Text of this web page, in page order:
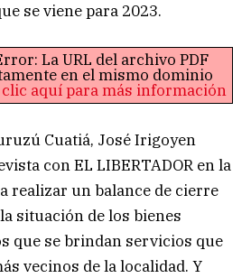
se viene para 2023.
La URL del archivo PDF
en el mismo dominio
clic aquí para más información
Cuatiá, José Irigoyen
con EL LIBERTADOR en la
realizar un balance de cierre
situación de los bienes
que se brindan servicios que
vecinos de la localidad. Y